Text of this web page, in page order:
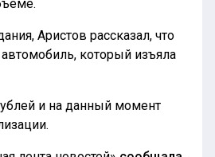
Аристов рассказал, что
который изъяла
и на данный момент